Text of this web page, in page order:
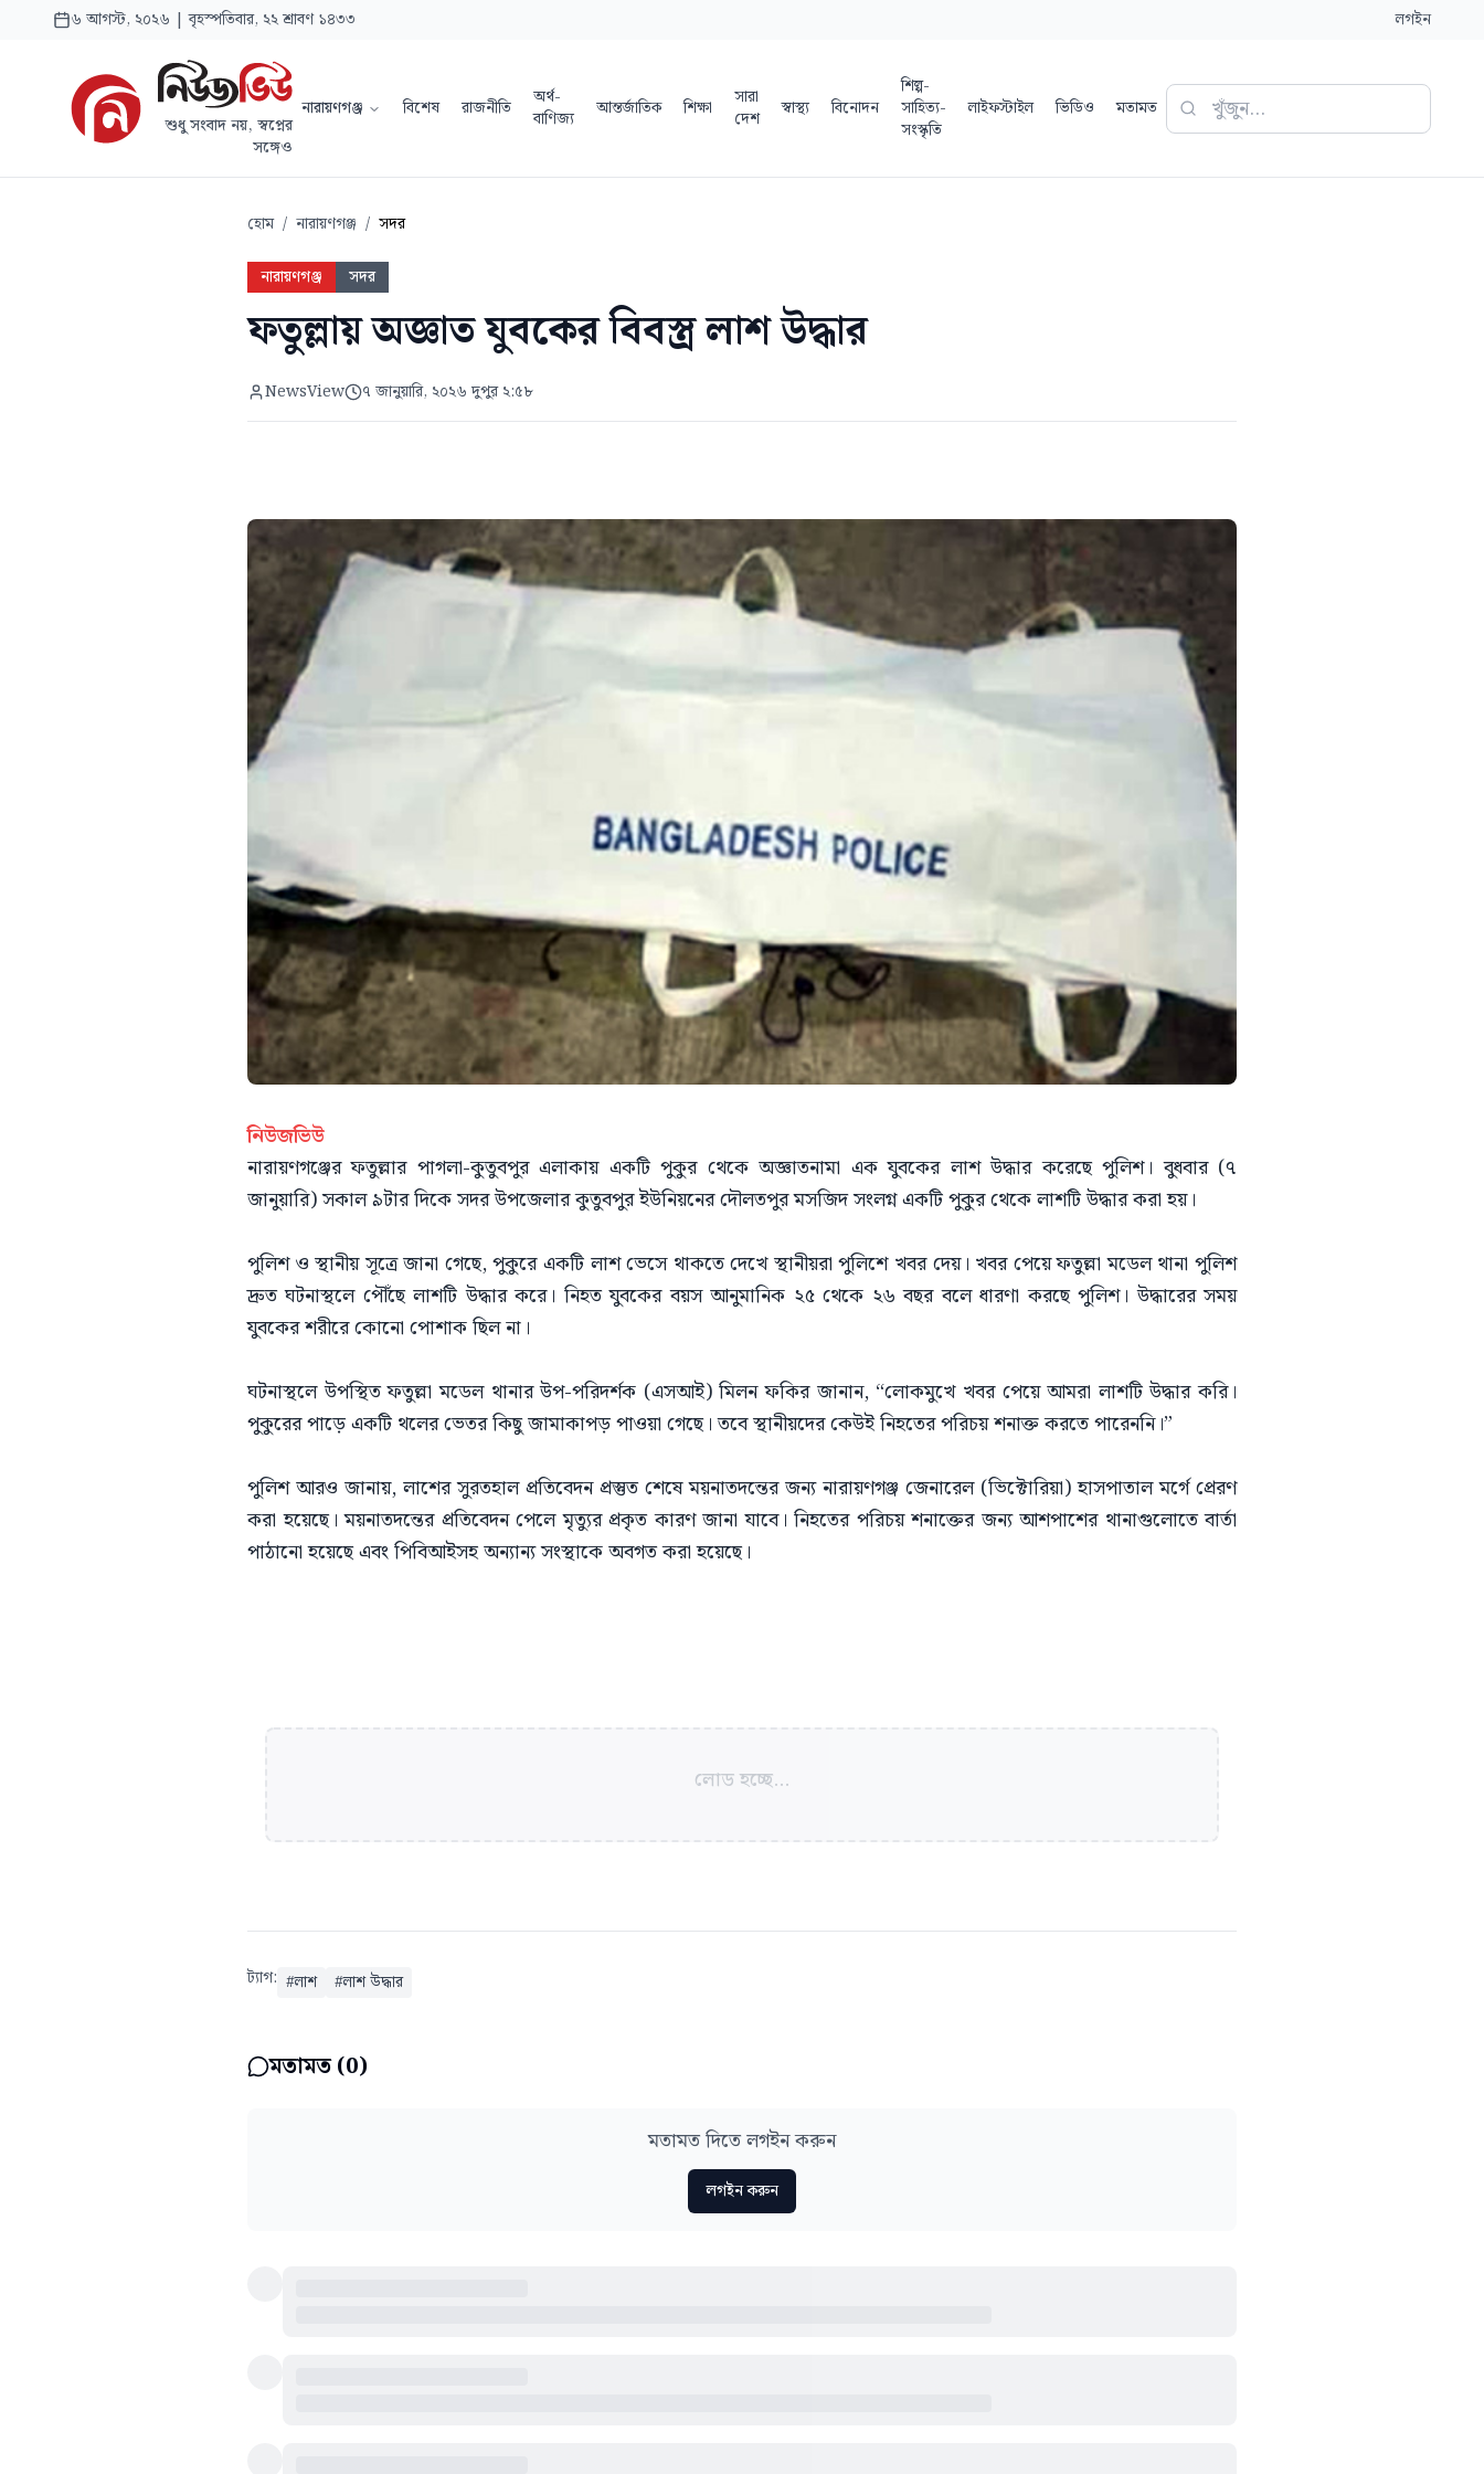
৬ আগস্ট, ২০২৬ | বৃহস্পতিবার, ২২ শ্রাবণ ১৪৩৩ লগইন
শুধু সংবাদ নয়, স্বপ্নের
সঙ্গেও
নারায়ণগঞ্জ বিশেষ রাজনীতি
অর্থ-
বাণিজ্য
আন্তর্জাতিক শিক্ষা
সারা
দেশ
স্বাস্থ্য বিনোদন
শিল্প-
সাহিত্য-
সংস্কৃতি
লাইফস্টাইল ভিডিও মতামত
হোম / নারায়ণগঞ্জ / সদর
নারায়ণগঞ্জ সদর
ফতুল্লায় অজ্ঞাত যুবকের বিবস্ত্র লাশ উদ্ধার
NewsView ৭ জানুয়ারি, ২০২৬ দুপুর ২:৫৮
নিউজভিউ
নারায়ণগঞ্জের ফতুল্লার পাগলা-কুতুবপুর এলাকায় একটি পুকুর থেকে অজ্ঞাতনামা এক যুবকের লাশ উদ্ধার করেছে পুলিশ। বুধবার (৭
জানুয়ারি) সকাল ৯টার দিকে সদর উপজেলার কুতুবপুর ইউনিয়নের দৌলতপুর মসজিদ সংলগ্ন একটি পুকুর থেকে লাশটি উদ্ধার করা হয়।
পুলিশ ও স্থানীয় সূত্রে জানা গেছে, পুকুরে একটি লাশ ভেসে থাকতে দেখে স্থানীয়রা পুলিশে খবর দেয়। খবর পেয়ে ফতুল্লা মডেল থানা পুলিশ
দ্রুত ঘটনাস্থলে পৌঁছে লাশটি উদ্ধার করে। নিহত যুবকের বয়স আনুমানিক ২৫ থেকে ২৬ বছর বলে ধারণা করছে পুলিশ। উদ্ধারের সময়
যুবকের শরীরে কোনো পোশাক ছিল না।
ঘটনাস্থলে উপস্থিত ফতুল্লা মডেল থানার উপ-পরিদর্শক (এসআই) মিলন ফকির জানান, “লোকমুখে খবর পেয়ে আমরা লাশটি উদ্ধার করি।
পুকুরের পাড়ে একটি থলের ভেতর কিছু জামাকাপড় পাওয়া গেছে। তবে স্থানীয়দের কেউই নিহতের পরিচয় শনাক্ত করতে পারেননি।”
পুলিশ আরও জানায়, লাশের সুরতহাল প্রতিবেদন প্রস্তুত শেষে ময়নাতদন্তের জন্য নারায়ণগঞ্জ জেনারেল (ভিক্টোরিয়া) হাসপাতাল মর্গে প্রেরণ
করা হয়েছে। ময়নাতদন্তের প্রতিবেদন পেলে মৃত্যুর প্রকৃত কারণ জানা যাবে। নিহতের পরিচয় শনাক্তের জন্য আশপাশের থানাগুলোতে বার্তা
পাঠানো হয়েছে এবং পিবিআইসহ অন্যান্য সংস্থাকে অবগত করা হয়েছে।
লোড হচ্ছে...
ট্যাগ: #লাশ #লাশ উদ্ধার
মতামত (0)
মতামত দিতে লগইন করুন
লগইন করুন